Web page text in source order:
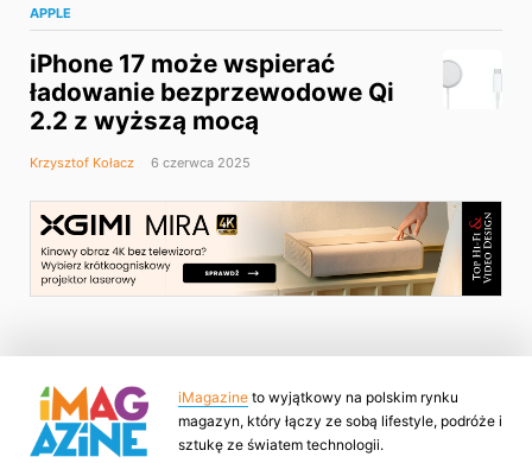
APPLE
iPhone 17 może wspierać
ładowanie bezprzewodowe Qi
2.2 z wyższą mocą
Krzysztof Kołacz 6 czerwca 2025
iMagazine to wyjątkowy na polskim rynku
magazyn, który łączy ze sobą lifestyle, podróże i
sztukę ze światem technologii.